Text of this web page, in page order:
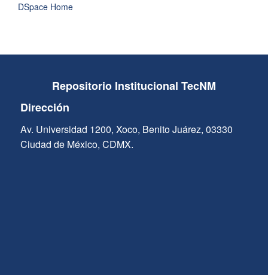
DSpace Home
Repositorio Institucional TecNM
Dirección
Av. Universidad 1200, Xoco, Benito Juárez, 03330
Ciudad de México, CDMX.